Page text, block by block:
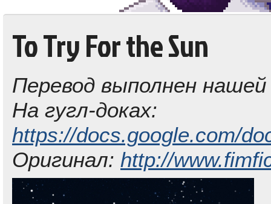
To Try For the Sun
Перевод выполнен
На гугл-доках:
https://docs.google.com/
Оригинал: http://